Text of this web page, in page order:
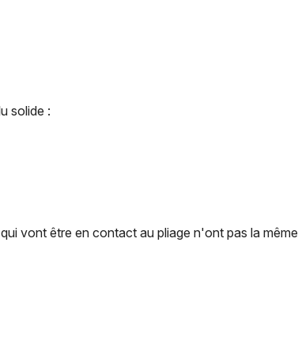
solide :
vont être en contact au pliage n'ont pas la même